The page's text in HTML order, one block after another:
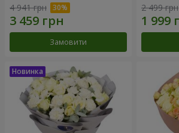
4 941 грн
Замовити
2 499 грн